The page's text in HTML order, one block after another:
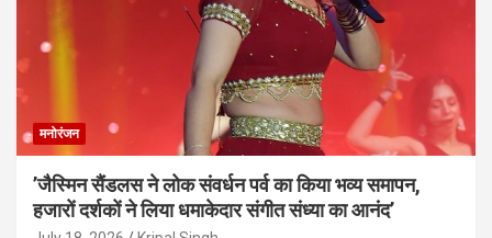
मनोरंजन
’जैस्मिन सैंडलस ने लोक संवर्धन पर्व का किया भव्य समापन,
हजारों दर्शकों ने लिया धमाकेदार संगीत संध्या का आनंद’